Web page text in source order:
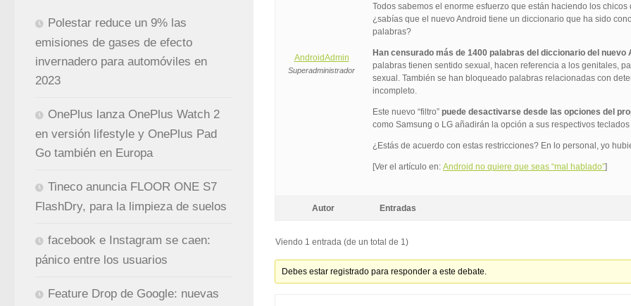
AndroidAdmin
Superadministrador
Todos sabemos el enorme esfuerzo que están haciendo los
¿sabías que el nuevo Android tiene un diccionario que ha sido
palabras?
Han censurado más de 1400 palabras del diccionario del nuevo
palabras tienen sentido sexual, hacen referencia a los genitales,
sexual. También se han bloqueado palabras relacionadas con
incompleto.
Este nuevo “filtro” puede desactivarse desde las opciones del
como Samsung o LG añadirán la opción a sus respectivos
¿Estás de acuerdo con estas restricciones? En lo personal, yo
[Ver el artículo en: Android no quiere que seas “mal hablado”]
Autor Entradas
Viendo 1 entrada (de un total de 1)
Debes estar registrado para responder a este debate.
Polestar reduce un 9% las
emisiones de gases de efecto
invernadero para automóviles en
2023
OnePlus lanza OnePlus Watch 2
en versión lifestyle y OnePlus Pad
Go también en Europa
Tineco anuncia FLOOR ONE S7
FlashDry, para la limpieza de suelos
facebook e Instagram se caen:
pánico entre los usuarios
Feature Drop de Google: nuevas